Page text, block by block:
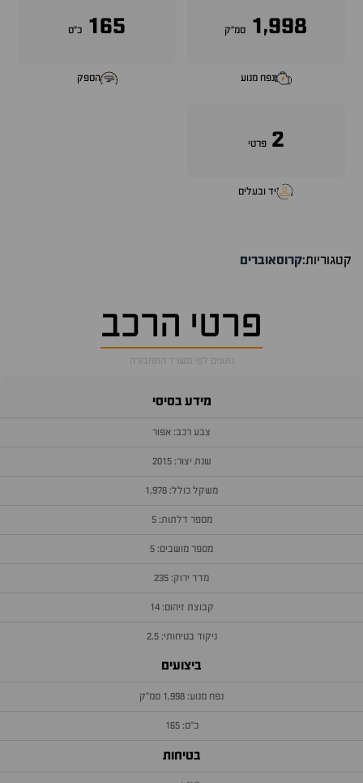
1,998 סמ״ק
נפח מנוע
165 כ״ס
הספק
2 פרטי
יד ובעלים
קטגוריות:קרוסאוברים
פרטי הרכב
נתונים לפי משרד התחבורה
מידע בסיסי
צבע רכב: אפור
שנת יצור: 2015
משקל כולל: 1,978
מספר דלתות: 5
מספר מושבים: 5
מדד ירוק: 235
קבוצת זיהום: 14
ניקוד בטיחותי: 2.5
ביצועים
נפח מנוע: 1,998 סמ״ק
כ״ס: 165
בטיחות